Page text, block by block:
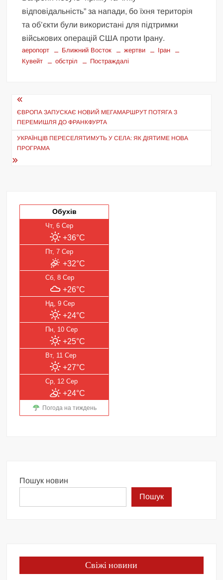
відповідальність” за напади, бо їхня територія
та об’єкти були використані для підтримки
військових операцій США проти Ірану.
аеропорт Ближний Восток жертви
Іран
Кувейт
обстріл Постраждалі
Навігація
записів
ЄВРОПА ЗАПУСКАЄ НОВИЙ МЕГАМАРШРУТ ПОТЯГА З
ПЕРЕМИШЛЯ ДО ФРАНКФУРТА
УКРАЇНЦІВ ПЕРЕСЕЛЯТИМУТЬ У СЕЛА: ЯК ДІЯТИМЕ НОВА
ПРОГРАМА
Обухів
Чт, 6 Сер
+36°C
Пт, 7 Сер
+32°C
Сб, 8 Сер
+26°C
Нд, 9 Сер
+24°C
Пн, 10 Сер
+25°C
Вт, 11 Сер
+27°C
Ср, 12 Сер
+24°C
Погода на тиждень
Пошук новин
Пошук
Свіжі новини